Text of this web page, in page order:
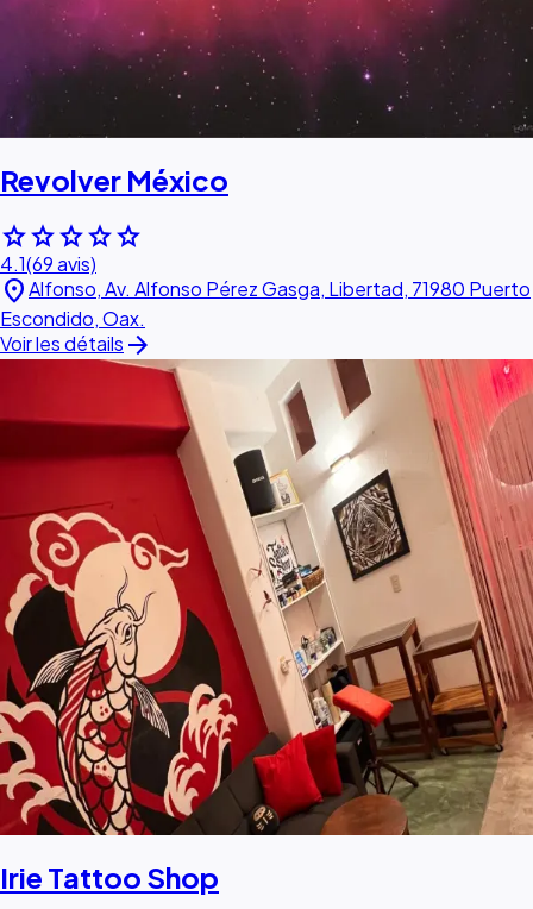
Revolver México
starstarstarstarstar
4.1(69 avis)
location_onAlfonso, Av. Alfonso Pérez Gasga, Libertad, 71980 Puerto
Escondido, Oax.
Voir les détails arrow_forward
Irie Tattoo Shop